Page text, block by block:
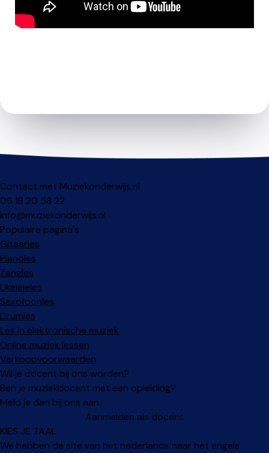
Contact met Muziekonderwijs.nl
06 18 20 58 22
info@muziekonderwijs.nl
Populaire pagina's
Gitaarles
Pianoles
Zangles
Ukeleleles
Saxofoonles
Drumles
Les in elektronische muziek
Online muziek lessen
Verkoopvoorwaarden
Wil je docent bij ons worden?
Ben je muziekdocent met een opleiding?
Meld je dan bij ons aan.
Aanmelden als docent
KIES JE TAAL
We hebben de site van het nederlands naar het engels